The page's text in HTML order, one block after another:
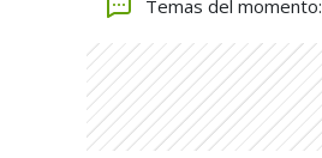
Temas del momento: